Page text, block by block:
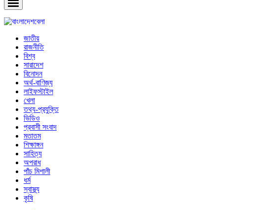
জাতীয়
রাজনীতি
বিশ্ব
সারাদেশ
বিনোদন
অর্থ-বাণিজ্য
লাইফস্টাইল
খেলা
তথ্য-প্রযুক্তি
ভিডিও
প্রবাসী সংবাদ
মতাতম
শিক্ষাঙ্গন
সাহিত্য
অপরাধ
পাঁচ মিশালী
ধর্ম
স্বাস্থ্য
কৃষি